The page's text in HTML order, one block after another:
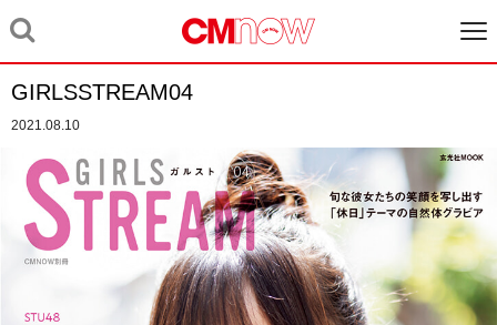
GIRLSSTREAM04
2021.08.10